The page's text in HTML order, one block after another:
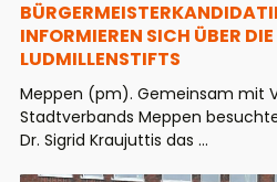
INFORMIEREN SICH ÜBER
LUDMILLENSTIFTS
Meppen (pm). Gemeinsam mit
Stadtverbands Meppen
Dr. Sigrid Kraujuttis das ...